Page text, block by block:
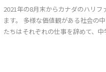
2021年の8月末からカナダのハリ
ます。 多様な価値観がある社会の
たちはそれぞれの仕事を辞めて、中